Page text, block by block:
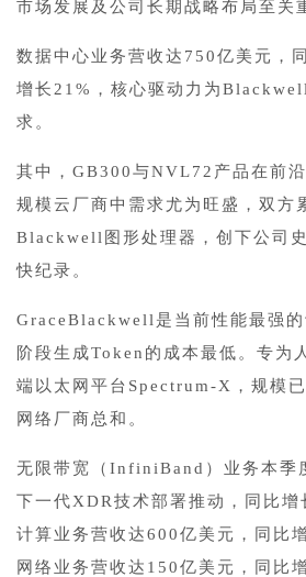
市场发展及公司长期战略布局至关
数据中心业务营收达750亿美元，
增长21%，核心驱动力为
求。
其中，GB300与NVL72产品在前
规模云厂商中需求尤为旺盛，双方
Blackwell图形处理器，创下公司
快纪录。
GraceBlackwell是当前性能最强的
阶段生成Token的成本最低。专为
端以太网平台Spectrum-X，规模
网络厂商总和。
无限带宽（InfiniBand）业务本季
下一代XDR技术部署推动，同比增
计算业务营收达600亿美元，同比
网络业务营收达150亿美元，同比